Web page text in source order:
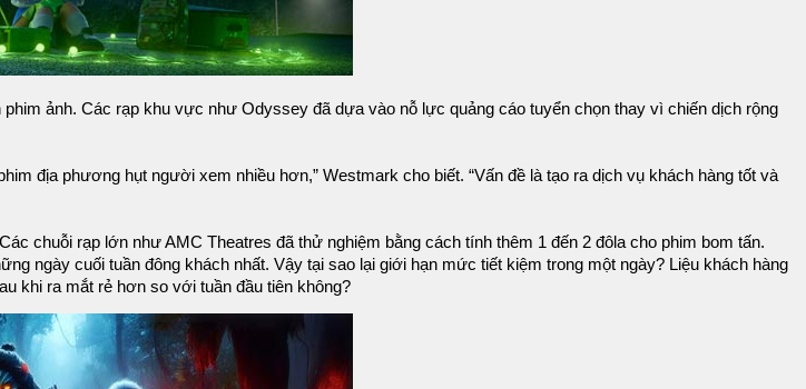
ảnh. Các rạp khu vực như Odyssey đã dựa vào nỗ lực quảng cáo tuyển chọn thay vì chiến dịch rộng
địa phương hụt người xem nhiều hơn,” Westmark cho biết. “Vấn đề là tạo ra dịch vụ khách hàng tốt và
chuỗi rạp lớn như AMC Theatres đã thử nghiệm bằng cách tính thêm 1 đến 2 đôla cho phim bom tấn.
ngày cuối tuần đông khách nhất. Vậy tại sao lại giới hạn mức tiết kiệm trong một ngày? Liệu khách hàng
khi ra mắt rẻ hơn so với tuần đầu tiên không?